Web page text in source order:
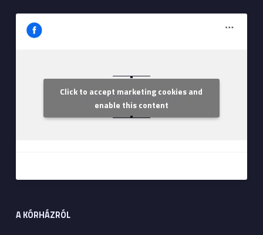
Szent Margit Kórház
Click to accept marketing cookies and
enable this content
A KÓRHÁZRÓL